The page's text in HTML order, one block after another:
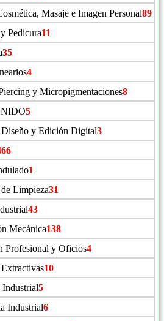
Masaje e Imagen Personal89
Pedicura11
35
4
y Micropigmentaciones8
5
y Edición Digital3
1
Limpieza31
43
Mecánica138
Profesional y Oficios4
10
Industrial5
Industrial6